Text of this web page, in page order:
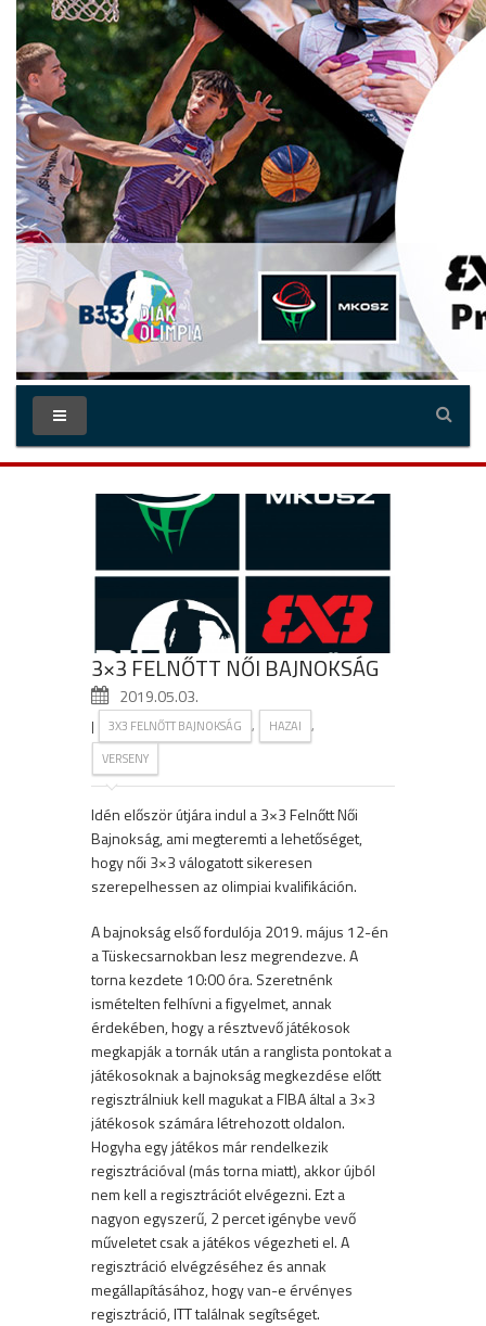
3×3 FELNŐTT NŐI BAJNOKSÁG
2019.05.03.
| 3X3 FELNŐTT BAJNOKSÁG , HAZAI ,
VERSENY
Idén először útjára indul a 3×3 Felnőtt Női
Bajnokság, ami megteremti a lehetőséget,
hogy női 3×3 válogatott sikeresen
szerepelhessen az olimpiai kvalifikáción.
A bajnokság első fordulója 2019. május 12-én
a Tüskecsarnokban lesz megrendezve. A
torna kezdete 10:00 óra. Szeretnénk
ismételten felhívni a figyelmet, annak
érdekében, hogy a résztvevő játékosok
megkapják a tornák után a ranglista pontokat a
játékosoknak a bajnokság megkezdése előtt
regisztrálniuk kell magukat a FIBA által a 3×3
játékosok számára létrehozott oldalon.
Hogyha egy játékos már rendelkezik
regisztrációval (más torna miatt), akkor újból
nem kell a regisztrációt elvégezni. Ezt a
nagyon egyszerű, 2 percet igénybe vevő
műveletet csak a játékos végezheti el. A
regisztráció elvégzéséhez és annak
megállapításához, hogy van-e érvényes
regisztráció,ITTtalálnak segítséget.